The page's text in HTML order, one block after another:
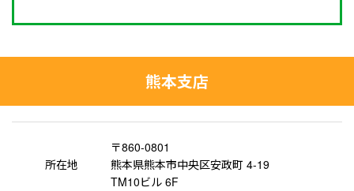
熊本支店
所在地
〒860-0801
熊本県熊本市中央区安政町 4-19
TM10ビル 6F